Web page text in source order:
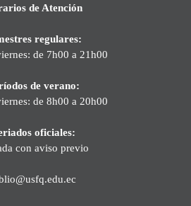
de Atención
regulares:
de 7h00 a 21h00
de verano:
de 8h00 a 20h00
oficiales:
con aviso previo